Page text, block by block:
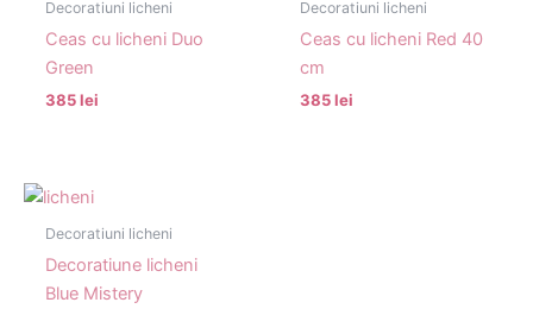
Decoratiuni licheni
Ceas cu licheni Duo
Green
385 lei
Decoratiuni licheni
Ceas cu licheni Red 40
cm
385 lei
Decoratiuni licheni
Decoratiune licheni
Blue Mistery